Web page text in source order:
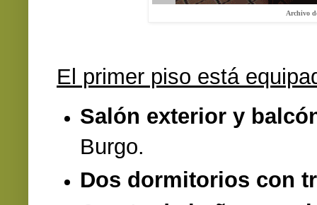
Archivo
El primer piso está
Salón exterior y
Burgo.
Dos dormitorios con